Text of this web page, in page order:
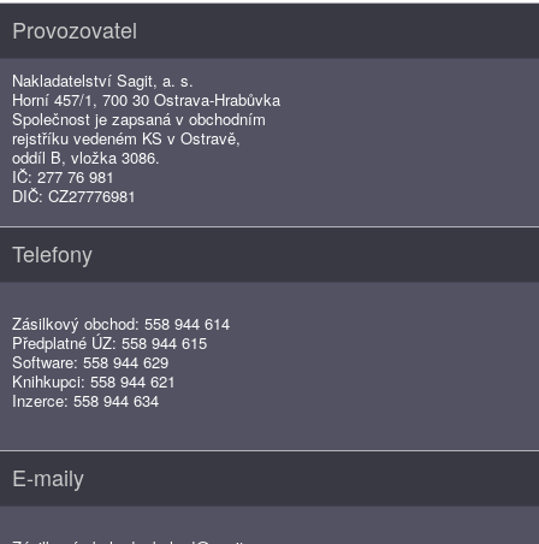
Provozovatel
Nakladatelství Sagit, a. s.
Horní 457/1, 700 30 Ostrava-Hrabůvka
Společnost je zapsaná v obchodním
rejstříku vedeném KS v Ostravě,
oddíl B, vložka 3086.
IČ: 277 76 981
DIČ: CZ27776981
Telefony
Zásilkový obchod: 558 944 614
Předplatné ÚZ: 558 944 615
Software: 558 944 629
Knihkupci: 558 944 621
Inzerce: 558 944 634
E-maily